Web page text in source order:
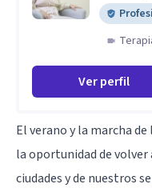
Ver perfil
El verano y la marcha
la oportunidad de
ciudades y de nuestros